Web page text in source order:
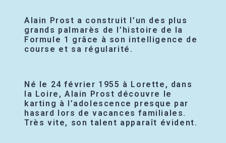
Alain Prost a construit l’un des plus
grands palmarès de l’histoire de la
Formule 1 grâce à son intelligence de
course et sa régularité.
Né le 24 février 1955 à Lorette, dans
la Loire, Alain Prost découvre le
karting à l’adolescence presque par
hasard lors de vacances familiales.
Très vite, son talent apparaît évident.